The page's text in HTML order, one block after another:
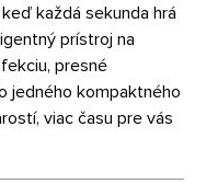
každá sekunda hrá
prístroj na
presné
jedného kompaktného
viac času pre vás